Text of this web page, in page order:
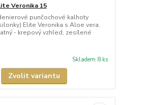
Veronika 15
punčochové kalhoty
Elite Veronika s Aloe vera.
- krepový vzhled, zesílené
Skladem 8 ks
Zvolit variantu